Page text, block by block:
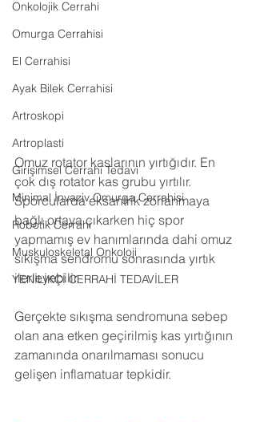
Onkolojik Cerrahi
Omurga Cerrahisi
El Cerrahisi
Ayak Bilek Cerrahisi
Artroskopi
Artroplasti
Girişimsel Cerrahi Tedavi
Minimal İnvaziv Omurga Cerrahisi
Robotik Cerrahi
Muskuloskeletal Onkoloji
YENİLİKÇİ CERRAHİ TEDAVİLER
Omuz rotator kaslarının yırtığıdır. En
çok dış rotator kas grubu yırtılır.
Sporcularda eksantrik zorlanmaya
bağlı ortaya çıkarken hiç spor
yapmamış ev hanımlarında dahi omuz
sıkışma sendromu sonrasında yırtık
ilerleyebilir.
Gerçekte sıkışma sendromuna sebep
olan ana etken geçirilmiş kas yırtığının
zamanında onarılmaması sonucu
gelişen inflamatuar tepkidir.